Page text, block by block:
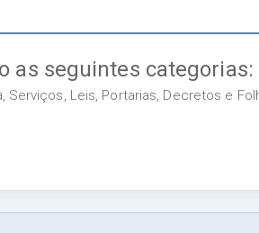
as seguintes categorias:
Leis, Portarias, Decretos e